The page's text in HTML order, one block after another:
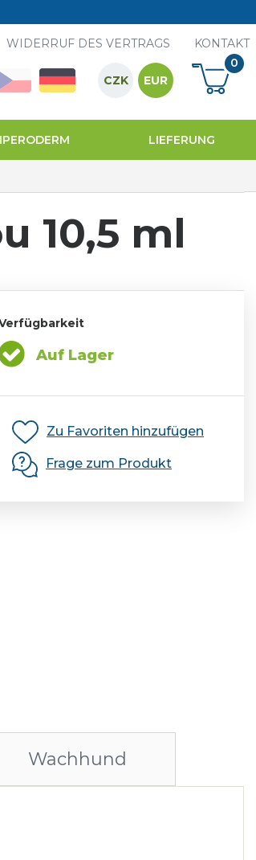
WIDERRUF DES VERTRAGS KONTAKT
CZK
EUR
0
LIEFERUNG
10,5 ml
Auf Lager
Zu Favoriten hinzufügen
Frage zum Produkt
Wachhund